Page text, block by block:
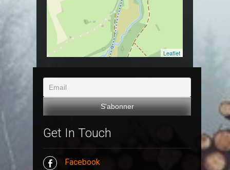
Leaflet
Get In Touch
Facebook